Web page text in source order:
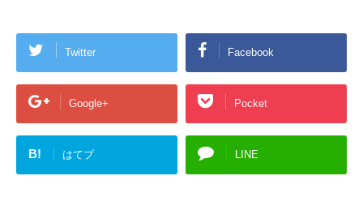
Twitter Facebook
Google+ Pocket
B! はてブ LINE